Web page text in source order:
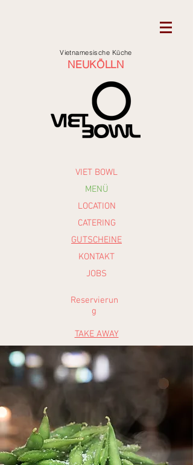
Vietnamesische Küche
NEUKÖLLN
VIET BOWL
MENÜ
LOCATION
CATERING
GUTSCHEINE
KONTAKT
JOBS
Reservierun
g
TAKE AWAY